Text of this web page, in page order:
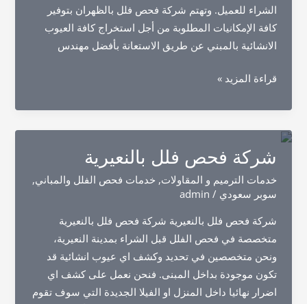
الشراء للعميل. وتهتم شركة فحص فلل بالظهران بتوفير
كافة الإمكانيات المطلوبة من أجل استخراج كافة العيوب
الانشائية بالمبني عن طريق الاستعانة بأفضل مهندس
شركة
فلل
بالظهران
قراءة المزيد »
شركة فحص فلل بالنعيرية
خدمات الترميم و المقاولات, خدمات فحص الفلل والمباني,
سوبر سعودي /
admin
شركة فحص فلل بالنعيرية شركة فحص فلل بالنعيرية
متخصصة في فحص الفلل قبل الشراء بمدينة النعيرية،
ونحن متخصصين في تحديد وكشف اي عيوب انشائية قد
تكون موجودة بداخل المبنى. فنحن نعمل على كشف اي
اضرار نهائيا داخل المنزل او الفيلا الجديدة التي سوف تقوم